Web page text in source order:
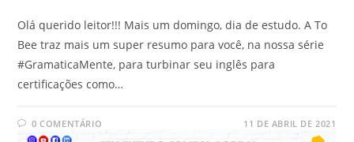
Olá querido leitor!!! Mais um domingo, dia de estudo. A To
Bee traz mais um super resumo para você, na nossa série
#GramaticaMente, para turbinar seu inglês para
certificações como…
0 COMENTÁRIO 11 DE ABRIL DE 2021